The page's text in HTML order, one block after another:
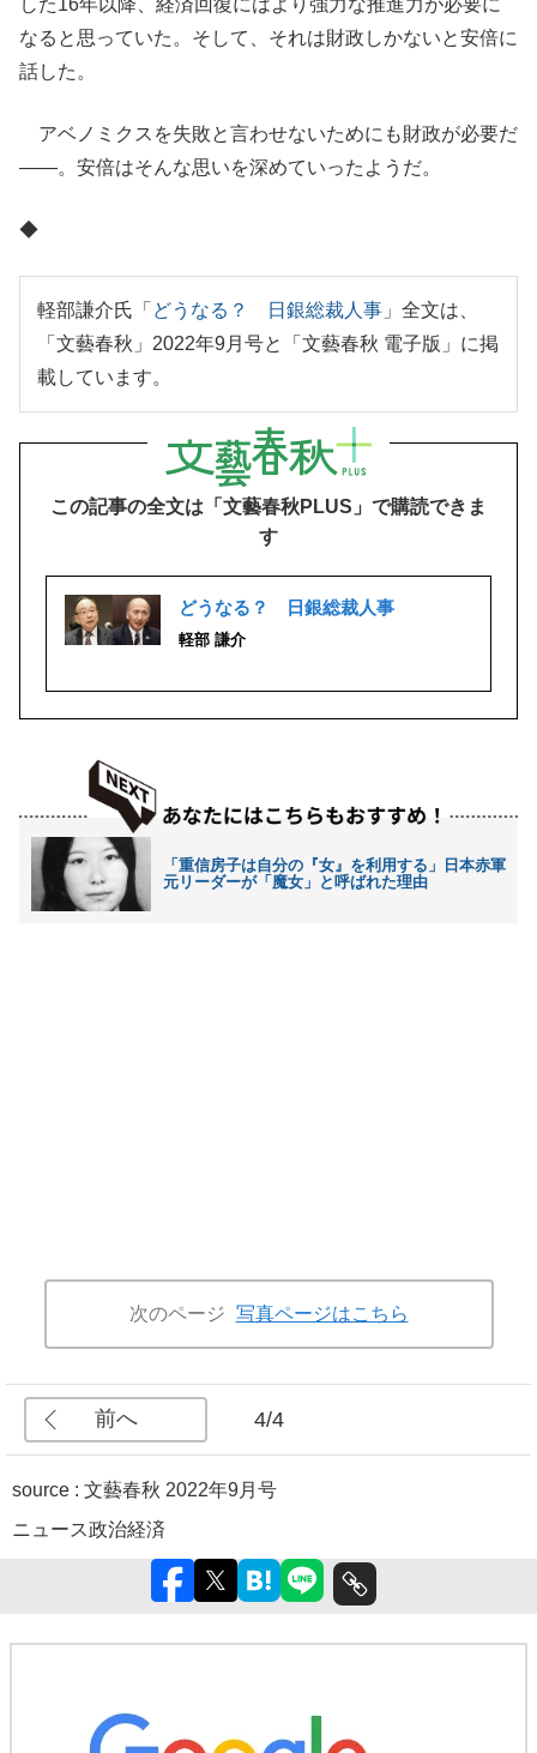
した16年以降、経済回復にはより強力な推進力が必要に
なると思っていた。そして、それは財政しかないと安倍に
話した。
アベノミクスを失敗と言わせないためにも財政が必要だ
――。安倍はそんな思いを深めていったようだ。
◆
軽部謙介氏「 どうなる？ 日銀総裁人事 」全文は、
「文藝春秋」2022年9月号と「文藝春秋 電子版」に掲
載しています。
この記事の全文は「文藝春秋PLUS」で購読できま
す
どうなる？ 日銀総裁人事
軽部 謙介
「重信房子は自分の『女』を利用する」日本赤軍
元リーダーが「魔女」と呼ばれた理由
次のページ 写真ページはこちら
前へ 4/4
source : 文藝春秋 2022年9月号
ニュース政治経済